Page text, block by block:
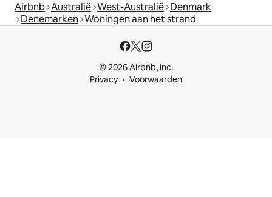
Airbnb Australië West-Australië Denmark
Denemarken Woningen aan het strand
© 2026 Airbnb, Inc.
Privacy
Voorwaarden